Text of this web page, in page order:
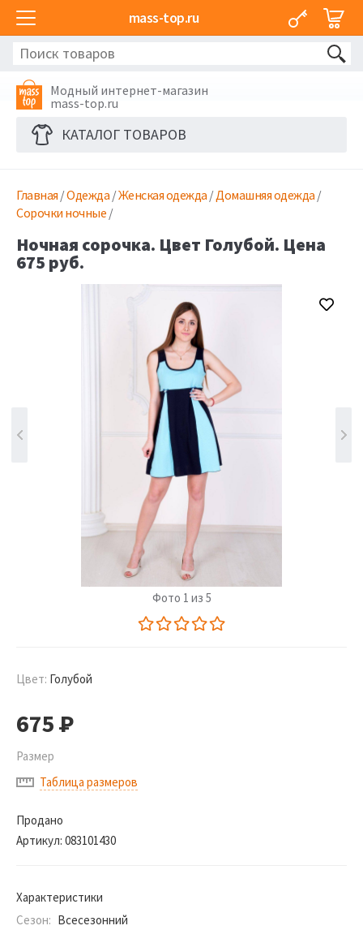
mass-top.ru
Модный интернет-магазин
mass-top.ru
КАТАЛОГ ТОВАРОВ
Главная /Одежда /Женская одежда /Домашняя одежда /
Сорочки ночные /
Ночная сорочка. Цвет Голубой. Цена
675 руб.
Фото 1 из 5
Цвет: Голубой
675Р
Размер
Таблица размеров
Продано
Артикул: 083101430
Характеристики
Сезон: Всесезонний